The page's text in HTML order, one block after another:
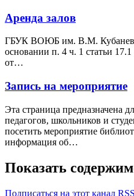
Аренда залов
ГБУК ВОЮБ им. В.М. Кубанева
основании п. 4 ч. 1 статьи
от…
Запись на мероприятие
Эта страница предназначена
педагогов, школьников и
посетить мероприятие
информация об…
Показать
Подписаться на этот канал RSS